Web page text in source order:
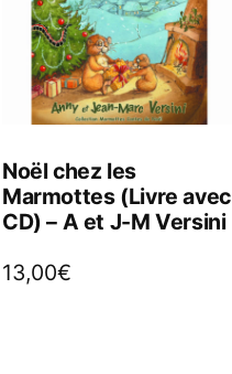
Noël chez les
Marmottes (Livre avec
CD) – A et J-M Versini
13,00€